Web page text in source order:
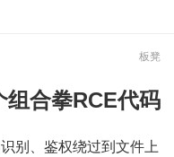
板凳
组合拳RCE代码
别、鉴权绕过到文件上